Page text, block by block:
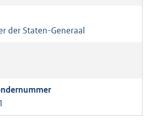
der Staten-Generaal